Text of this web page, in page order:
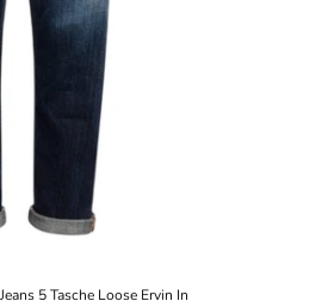
5 Tasche Loose Ervin In